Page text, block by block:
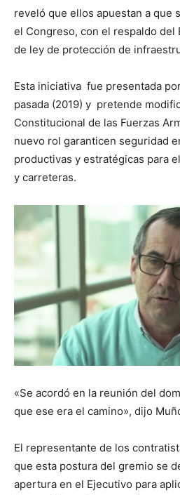
reveló que ellos apuestan a que
el Congreso, con el respaldo del
de ley de protección de
Esta iniciativa fue presentada
pasada (2019) y pretende
Constitucional de las Fuerzas
nuevo rol garanticen seguridad
productivas y estratégicas para
y carreteras.
«Se acordó en la reunión del
que ese era el camino», dijo
El representante de los
que esta postura del gremio se
apertura en el Ejecutivo para